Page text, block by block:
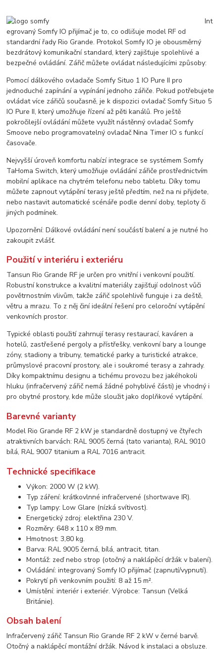
Int
egrovaný Somfy IO přijímač je to, co odlišuje model RF od
standardní řady Rio Grande. Protokol Somfy IO je obousměrný
bezdrátový komunikační standard, který zajišťuje spolehlivé a
bezpečné ovládání. Zářič můžete ovládat následujícími způsoby:
Pomocí dálkového ovladače Somfy Situo 1 IO Pure II pro
jednoduché zapínání a vypínání jednoho zářiče. Pokud potřebujete
ovládat více zářičů současně, je k dispozici ovladač Somfy Situo 5
IO Pure II, který umožňuje řízení až pěti kanálů. Pro ještě
pokročilejší ovládání můžete využít nástěnný ovladač Somfy
Smoove nebo programovatelný ovladač Nina Timer IO s funkcí
časovače.
Nejvyšší úroveň komfortu nabízí integrace se systémem Somfy
TaHoma Switch, který umožňuje ovládání zářiče prostřednictvím
mobilní aplikace na chytrém telefonu nebo tabletu. Díky tomu
můžete zapnout vytápění terasy ještě předtím, než na ni přijdete,
nebo nastavit automatické scénáře podle denní doby, teploty či
jiných podmínek.
Upozornění: Dálkové ovládání není součástí balení a je nutné ho
zakoupit zvlášť.
Použití v interiéru i exteriéru
Tansun Rio Grande RF je určen pro vnitřní i venkovní použití.
Robustní konstrukce a kvalitní materiály zajišťují odolnost vůči
povětrnostním vlivům, takže zářič spolehlivě funguje i za deště,
větru a mrazu. To z něj činí ideální řešení pro celoroční vytápění
venkovních prostor.
Typické oblasti použití zahrnují terasy restaurací, kaváren a
hotelů, zastřešené pergoly a přístřešky, venkovní bary a lounge
zóny, stadiony a tribuny, tematické parky a turistické atrakce,
průmyslové pracovní prostory, ale i soukromé terasy a zahrady.
Díky kompaktnímu designu a tichému provozu bez jakéhokoli
hluku (infračervený zářič nemá žádné pohyblivé části) je vhodný i
pro obytné prostory, kde může sloužit jako doplňkové vytápění.
Barevné varianty
Model Rio Grande RF 2 kW je standardně dostupný ve čtyřech
atraktivních barvách: RAL 9005 černá (tato varianta), RAL 9010
bílá, RAL 9007 titanium a RAL 7016 antracit.
Technické specifikace
Výkon: 2000 W (2 kW).
Typ záření: krátkovlnné infračervené (shortwave IR).
Typ lampy: Low Glare (nízká svítivost).
Energetický zdroj: elektřina 230 V.
Rozměry: 648 x 110 x 89 mm.
Hmotnost: 3,80 kg.
Barva: RAL 9005 černá, bílá, antracit, titan.
Montáž: zeď nebo strop (otočný a naklápěcí držák v balení).
Ovládání: integrovaný Somfy IO přijímač (zapnutí/vypnutí).
Pokrytí při venkovním použití: 8 až 15 m².
Umístění: interiér i exteriér. Výrobce: Tansun (Velká
Británie).
Obsah balení
Infračervený zářič Tansun Rio Grande RF 2 kW v černé barvě.
Otočný a naklápěcí montážní držák. Návod k instalaci a obsluze.